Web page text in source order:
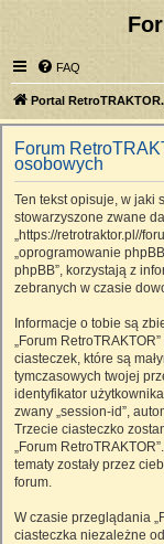
FAQ
Portal
Forum
osobowych
Ten tekst opisuje, w jaki
stowarzyszone zwane
„https://retrotraktor.pl//
„oprogramowanie
phpBB”, korzystają z
zebranych w czasie
Informacje o tobie są
„Forum
ciasteczek, które są
tymczasowych twojej
identyfikator
zwany „session-id”,
Trzecie ciasteczko
„Forum
tematy zostały przez
forum.
W czasie przeglądania
ciasteczka niezależne